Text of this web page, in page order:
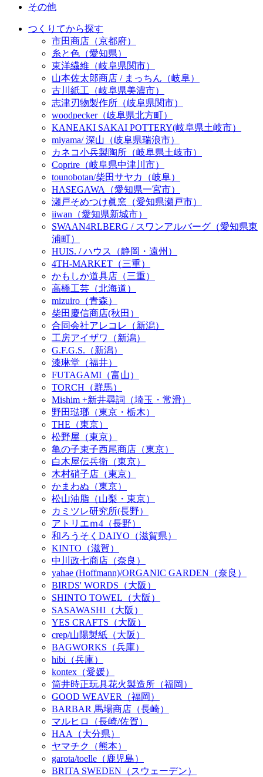
その他
つくりてから探す
市田商店（京都府）
糸と色（愛知県）
東洋繊維（岐阜県関市）
山本佐太郎商店 / まっちん（岐阜）
古川紙工（岐阜県美濃市）
志津刃物製作所（岐阜県関市）
woodpecker（岐阜県北方町）
KANEAKI SAKAI POTTERY(岐阜県土岐市）
miyama/ 深山（岐阜県瑞浪市）
カネコ小兵製陶所（岐阜県土岐市）
Coprire（岐阜県中津川市）
tounobotan/柴田サヤカ（岐阜）
HASEGAWA（愛知県一宮市）
瀬戸そめつけ眞窯（愛知県瀬戸市）
iiwan（愛知県新城市）
SWAAN4RLBERG / スワンアルバーグ（愛知県東
浦町）
HUIS. / ハウス（静岡・遠州）
4TH-MARKET（三重）
かもしか道具店（三重）
高橋工芸（北海道）
mizuiro（青森）
柴田慶信商店(秋田）
合同会社アレコレ（新潟）
工房アイザワ（新潟）
G.F.G.S.（新潟）
漆琳堂（福井）
FUTAGAMI（富山）
TORCH（群馬）
Mishim +新井尋詞（埼玉・常滑）
野田琺瑯（東京・栃木）
THE（東京）
松野屋（東京）
亀の子束子西尾商店（東京）
白木屋伝兵衛（東京）
木村硝子店（東京）
かまわぬ（東京）
松山油脂（山梨・東京）
カミツレ研究所(長野）
アトリエｍ4（長野）
和ろうそくDAIYO（滋賀県）
KINTO（滋賀）
中川政七商店（奈良）
yahae (Hoffmann)/ORGANIC GARDEN（奈良）
BIRDS' WORDS（大阪）
SHINTO TOWEL（大阪）
SASAWASHI（大阪）
YES CRAFTS（大阪）
crep/山陽製紙（大阪）
BAGWORKS（兵庫）
hibi（兵庫）
kontex（愛媛）
筒井時正玩具花火製造所（福岡）
GOOD WEAVER（福岡）
BARBAR 馬場商店（長崎）
マルヒロ（長崎/佐賀）
HAA（大分県）
ヤマチク（熊本）
garota/toelle（鹿児島）
BRITA SWEDEN（スウェーデン）